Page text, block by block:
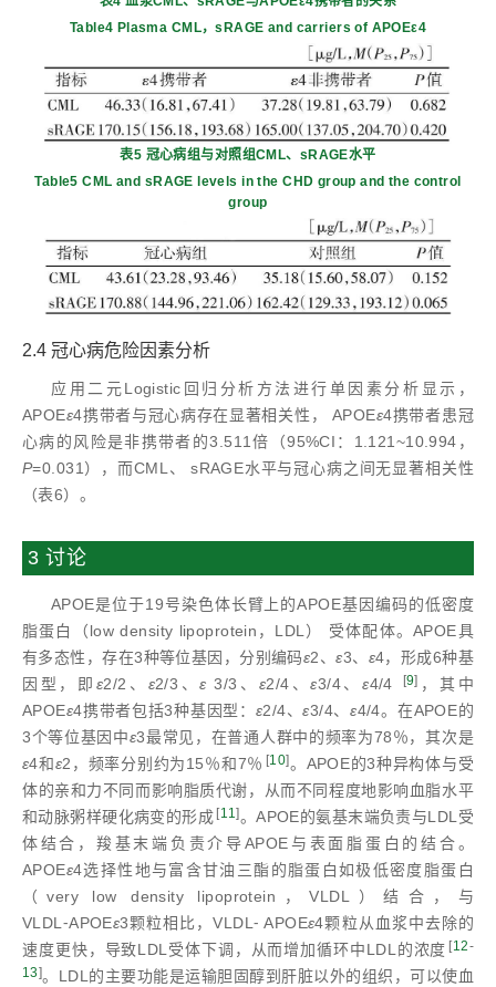
Table4 Plasma CML，sRAGE and carriers of APOEε4
表5 冠心病组与对照组CML、sRAGE水平
Table5 CML and sRAGE levels in the CHD group and the control
group
2.4 冠心病危险因素分析
应用二元Logistic回归分析方法进行单因素分析显示，
APOEε4携带者与冠心病存在显著相关性， APOEε4携带者患冠
心病的风险是非携带者的3.511倍（95%CI：1.121~10.994，
P=0.031），而CML、 sRAGE水平与冠心病之间无显著相关性
（表6）。
3 讨论
APOE是位于19号染色体长臂上的APOE基因编码的低密度
脂蛋白（low density lipoprotein，LDL） 受体配体。APOE具
有多态性，存在3种等位基因，分别编码ε2、ε3、 ε4，形成6种基
因型，即 ε2/2、 ε2/3、ε 3/3、 ε2/4、ε3/4、ε4/4 [9] ，其中
APOEε4携带者包括3种基因型： ε2/4、ε3/4、ε4/4。在APOE的
3个等位基因中ε3最常见，在普通人群中的频率为78％，其次是
ε4和ε2，频率分别约为15％和7％ [10]。APOE的3种异构体与受
体的亲和力不同而影响脂质代谢，从而不同程度地影响血脂水平
和动脉粥样硬化病变的形成 [11]。APOE的氨基末端负责与LDL受
体结合，羧基末端负责介导APOE与表面脂蛋白的结合。
APOEε4选择性地与富含甘油三酯的脂蛋白如极低密度脂蛋白
（very low density lipoprotein，VLDL）结合，与
VLDL⁃APOEε3颗粒相比，VLDL⁃ APOEε4颗粒从血浆中去除的
速度更快，导致LDL受体下调，从而增加循环中LDL的浓度 [12-
13]。LDL的主要功能是运输胆固醇到肝脏以外的组织，可以使血